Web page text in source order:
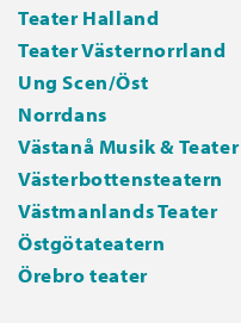
Teater Halland
Teater Västernorrland
Ung Scen/Öst
Norrdans
Västanå Musik & Teater
Västerbottensteatern
Västmanlands Teater
Östgötateatern
Örebro teater